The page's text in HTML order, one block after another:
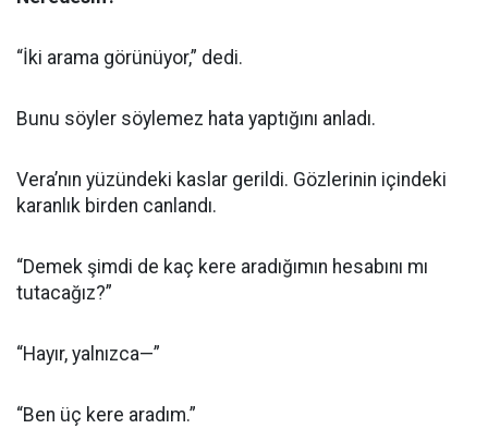
“İki arama görünüyor,” dedi.
Bunu söyler söylemez hata yaptığını anladı.
Vera’nın yüzündeki kaslar gerildi. Gözlerinin içindeki
karanlık birden canlandı.
“Demek şimdi de kaç kere aradığımın hesabını mı
tutacağız?”
“Hayır, yalnızca—”
“Ben üç kere aradım.”